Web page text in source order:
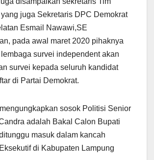
juga Sekretaris DPC Demokrat
Esmail Nawawi,SE
pada awal maret 2020 pihaknya
survei independent akan
survei kepada seluruh kandidat
di Partai Demokrat.
sosok Politisi Senior
adalah Bakal Calon Bupati
masuk dalam kancah
di Kabupaten Lampung